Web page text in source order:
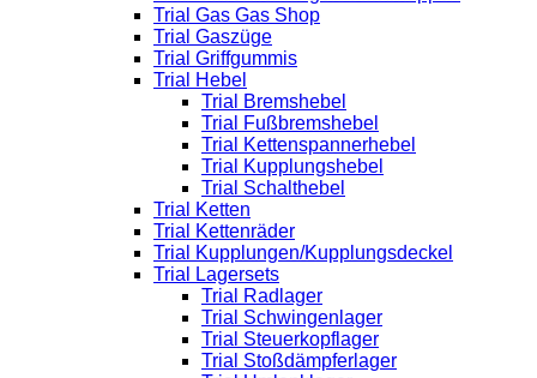
Trial Gas Gas Shop
Trial Gaszüge
Trial Griffgummis
Trial Hebel
Trial Bremshebel
Trial Fußbremshebel
Trial Kettenspannerhebel
Trial Kupplungshebel
Trial Schalthebel
Trial Ketten
Trial Kettenräder
Trial Kupplungen/Kupplungsdeckel
Trial Lagersets
Trial Radlager
Trial Schwingenlager
Trial Steuerkopflager
Trial Stoßdämpferlager